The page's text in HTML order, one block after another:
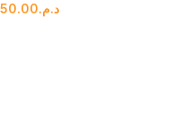
د.م.50.00